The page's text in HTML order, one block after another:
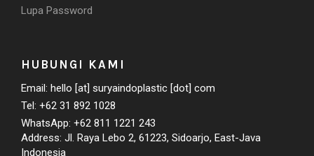
Lupa Password
HUBUNGI KAMI
Email: hello [at] suryaindoplastic [dot] com
Tel: +62 31 892 1028
WhatsApp: +62 811 1221 243
Address: Jl. Raya Lebo 2, 61223, Sidoarjo, East-Java
Indonesia